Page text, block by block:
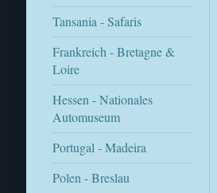
Tansania - Safaris
Frankreich - Bretagne &
Loire
Hessen - Nationales
Automuseum
Portugal - Madeira
Polen - Breslau